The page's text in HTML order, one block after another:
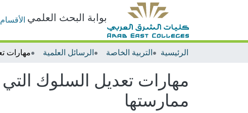
بوابة البحث العلمي
الرئيسية التربية الخاصة الرسائل العلمية
مهارات تعديل السلوك
ممارستها